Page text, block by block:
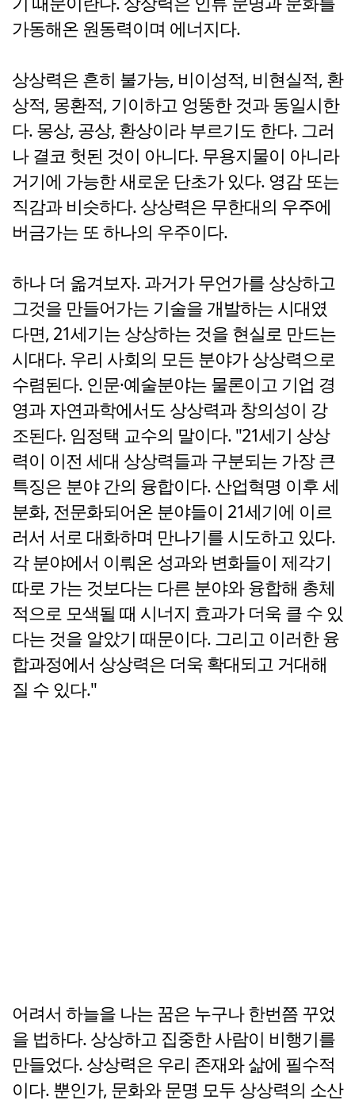
가동해온 원동력이며 에너지다.
상상력은 흔히 불가능, 비이성적, 비현실적, 환
상적, 몽환적, 기이하고 엉뚱한 것과 동일시한
다. 몽상, 공상, 환상이라 부르기도 한다. 그러
나 결코 헛된 것이 아니다. 무용지물이 아니라
거기에 가능한 새로운 단초가 있다. 영감 또는
직감과 비슷하다. 상상력은 무한대의 우주에
버금가는 또 하나의 우주이다.
하나 더 옮겨보자. 과거가 무언가를 상상하고
그것을 만들어가는 기술을 개발하는 시대였
다면, 21세기는 상상하는 것을 현실로 만드는
시대다. 우리 사회의 모든 분야가 상상력으로
수렴된다. 인문·예술분야는 물론이고 기업 경
영과 자연과학에서도 상상력과 창의성이 강
조된다. 임정택 교수의 말이다. "21세기 상상
력이 이전 세대 상상력들과 구분되는 가장 큰
특징은 분야 간의 융합이다. 산업혁명 이후 세
분화, 전문화되어온 분야들이 21세기에 이르
러서 서로 대화하며 만나기를 시도하고 있다.
각 분야에서 이뤄온 성과와 변화들이 제각기
따로 가는 것보다는 다른 분야와 융합해 총체
적으로 모색될 때 시너지 효과가 더욱 클 수 있
다는 것을 알았기 때문이다. 그리고 이러한 융
합과정에서 상상력은 더욱 확대되고 거대해
질 수 있다."
어려서 하늘을 나는 꿈은 누구나 한번쯤 꾸었
을 법하다. 상상하고 집중한 사람이 비행기를
만들었다. 상상력은 우리 존재와 삶에 필수적
이다. 뿐인가, 문화와 문명 모두 상상력의 소산